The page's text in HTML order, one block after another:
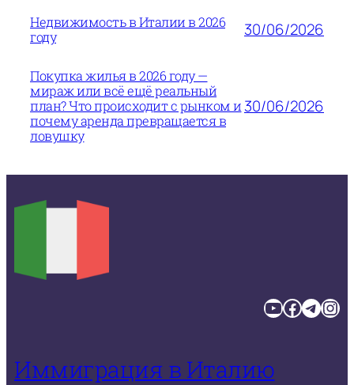
Недвижимость в Италии в 2026
году
30/06/2026
Покупка жилья в 2026 году —
мираж или всё ещё реальный
план? Что происходит с рынком и
почему аренда превращается в
ловушку
30/06/2026
YouTube Facebook TelegramInstagram
Иммиграция в Италию